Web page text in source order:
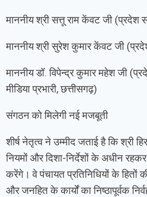
माननीय श्री सत्तू राम केंवट जी (प्रदेश
माननीय श्री सुरेश कुमार केंवट जी
माननीय डॉ. विपेन्द्र कुमार महेश जी
मीडिया प्रभारी, छत्तीसगढ़)
संगठन को मिलेगी नई मजबूती
शीर्ष नेतृत्व ने उम्मीद जताई है कि श्री
नियमों और दिशा-निर्देशों के अधीन
करेंगे। वे पंचायत प्रतिनिधियों के हितों
और जनहित के कार्यों का निष्ठापूर्वक